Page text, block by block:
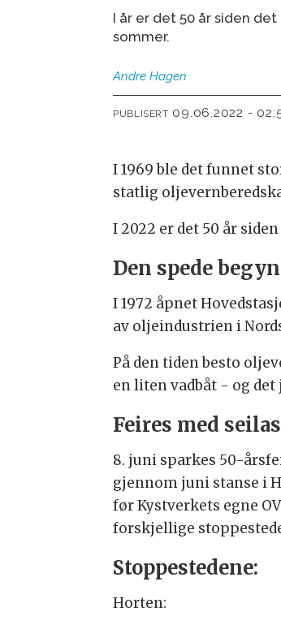
I år er det 50 år siden
sommer.
Andre Hagen
PUBLISERT 09.06.2022 -
I 1969 ble det funnet
statlig
I 2022 er det 50 år
Den spede
I 1972 åpnet
av oljeindustrien i
På den tiden besto
en liten vadbåt - og
Feires med seilas
8. juni sparkes 50-
gjennom juni stanse i
før Kystverkets egne
forskjellige
Stoppestedene:
Horten: